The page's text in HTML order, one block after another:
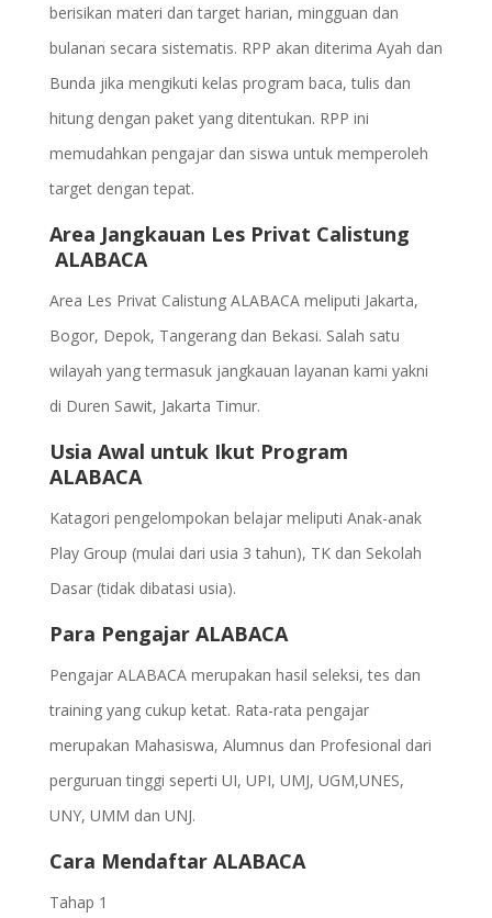
berisikan materi dan target harian, mingguan dan
bulanan secara sistematis. RPP akan diterima Ayah dan
Bunda jika mengikuti kelas program baca, tulis dan
hitung dengan paket yang ditentukan. RPP ini
memudahkan pengajar dan siswa untuk memperoleh
target dengan tepat.
Area Jangkauan Les Privat Calistung
ALABACA
Area Les Privat Calistung ALABACA meliputi Jakarta,
Bogor, Depok, Tangerang dan Bekasi. Salah satu
wilayah yang termasuk jangkauan layanan kami yakni
di Duren Sawit, Jakarta Timur.
Usia Awal untuk Ikut Program
ALABACA
Katagori pengelompokan belajar meliputi Anak-anak
Play Group (mulai dari usia 3 tahun), TK dan Sekolah
Dasar (tidak dibatasi usia).
Para Pengajar ALABACA
Pengajar ALABACA merupakan hasil seleksi, tes dan
training yang cukup ketat. Rata-rata pengajar
merupakan Mahasiswa, Alumnus dan Profesional dari
perguruan tinggi seperti UI, UPI, UMJ, UGM,UNES,
UNY, UMM dan UNJ.
Cara Mendaftar ALABACA
Tahap 1